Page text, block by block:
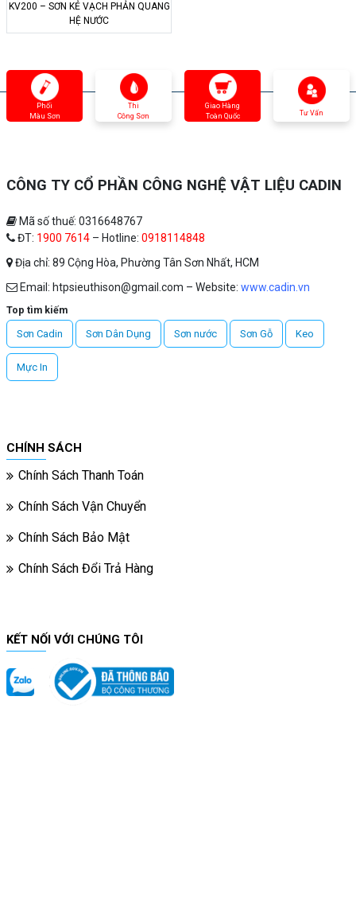
KV200 – SƠN KẺ VẠCH PHẢN QUANG
HỆ NƯỚC
Phối
Màu Sơn
Thi
Công Sơn
Giao Hàng
Toàn Quốc
Tư Vấn
CÔNG TY CỔ PHẦN CÔNG NGHỆ VẬT LIỆU CADIN
Mã số thuế: 0316648767
ĐT: 1900 7614 – Hotline: 0918114848
Địa chỉ: 89 Cộng Hòa, Phường Tân Sơn Nhất, HCM
Email: htpsieuthison@gmail.com – Website: www.cadin.vn
Top tìm kiếm
Sơn Cadin
Sơn Dân Dụng Sơn nước Sơn Gỗ Keo
Mực In
CHÍNH SÁCH
Chính Sách Thanh Toán
Chính Sách Vận Chuyển
Chính Sách Bảo Mật
Chính Sách Đổi Trả Hàng
KẾT NỐI VỚI CHÚNG TÔI